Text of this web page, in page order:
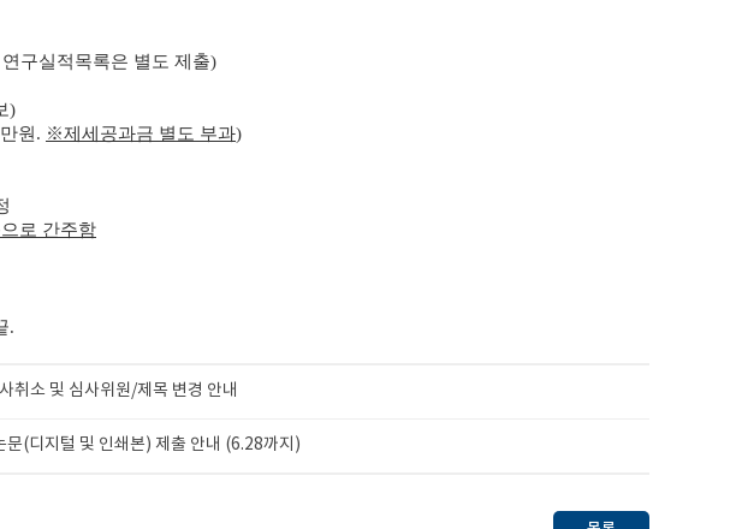
실적목록은 별도 제출)
)
원. ※제세공과금 별도 부과)
로 간주함
.
취소 및 심사위원/제목 변경 안내
(디지털 및 인쇄본) 제출 안내 (6.28까지)